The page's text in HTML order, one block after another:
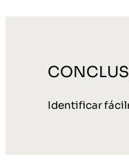
Identificar